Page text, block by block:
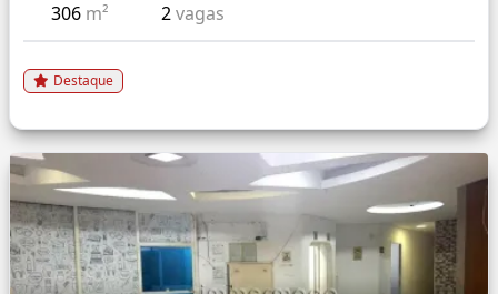
306 m² 2vagas
Destaque